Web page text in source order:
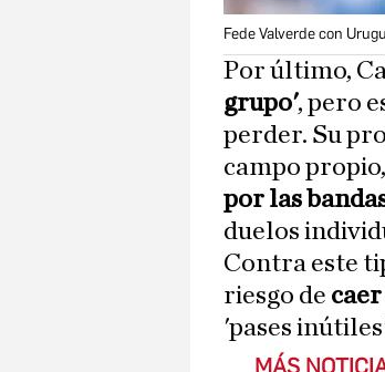
Fede Valverde con
Por último,
grupo', pero
perder. Su
campo
por las
duelos
Contra este
riesgo de
'pases